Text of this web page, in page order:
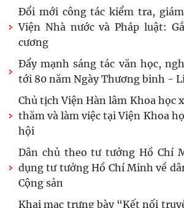
Minh và Viện Hàn lâm Khoa học
chào
Thường trực Hội đồng Lý luận
việc với Tiểu ban Văn hóa - Xã
nghệ
Viện Hàn lâm Khoa học xã hội
viện Chính trị và Hành chính
Thỏa
Hội thảo khoa học quốc tế: “Nền
tự chủ: Sáng kiến của Cộng
dân
Đổi mới công tác kiểm tra,